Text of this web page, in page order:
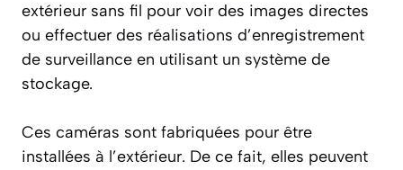
extérieur sans fil pour voir des images directes
ou effectuer des réalisations d’enregistrement
de surveillance en utilisant un système de
stockage.
Ces caméras sont fabriquées pour être
installées à l’extérieur. De ce fait, elles peuvent